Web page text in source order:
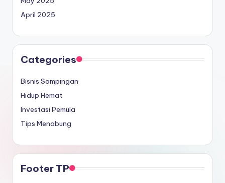
April 2025
Categories
Bisnis Sampingan
Hidup Hemat
Investasi Pemula
Tips Menabung
Footer TP